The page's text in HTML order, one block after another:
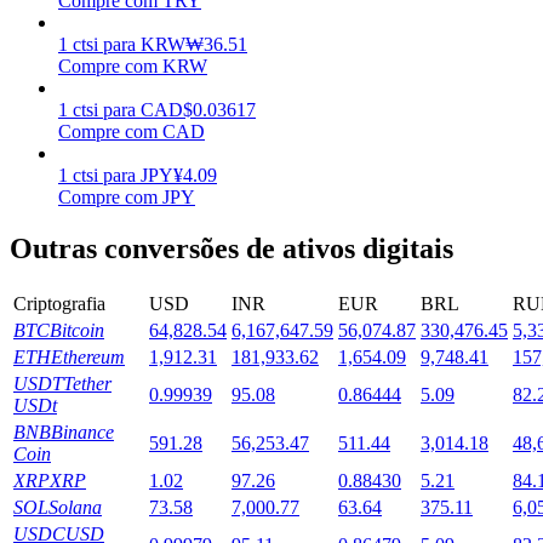
Estacamento
Launchpool
Staking flexível para ganhar tokens populares.
1 ctsi para KRW₩36.51
Compre com KRW
1 ctsi para CAD$0.03617
Compre com CAD
1 ctsi para JPY¥4.09
Compre com JPY
Outras conversões de ativos digitais
Criptografia USD INR EUR BRL
BTCBitcoin 64,828.54 6,167,647.59 56,074.87 330,476.45
ETHEthereum 1,912.31 181,933.62 1,654.09 9,748.41
USDTTether
USDt
0.99939 95.08 0.86444 5.09
BNBBinance
Coin
591.28 56,253.47 511.44 3,014.18
XRPXRP 1.02 97.26 0.88430 5.21
SOLSolana 73.58 7,000.77 63.64 375.11
USDCUSD